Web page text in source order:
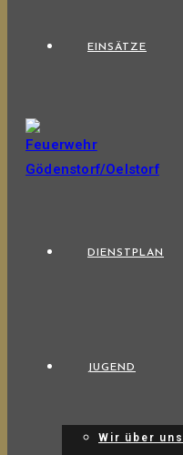
EINSÄTZE
DIENSTPLAN
JUGEND
Wir über uns